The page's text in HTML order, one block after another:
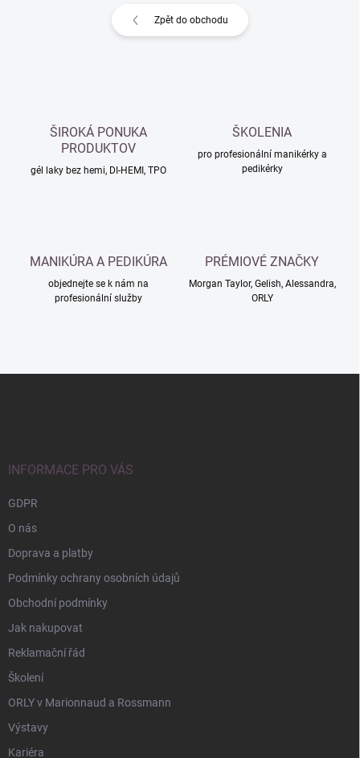
Zpět do obchodu
ŠIROKÁ PONUKA
PRODUKTOV
gél laky bez hemi, DI-HEMI, TPO
ŠKOLENIA
pro profesionální manikérky a
pedikérky
MANIKÚRA A PEDIKÚRA
objednejte se k nám na
profesionální služby
PRÉMIOVÉ ZNAČKY
Morgan Taylor, Gelish, Alessandra,
ORLY
INFORMACE PRO VÁS
GDPR
O nás
Doprava a platby
Podmínky ochrany osobních údajů
Obchodní podmínky
Jak nakupovat
Reklamační řád
Školení
ORLY v Marionnaud a Rossmann
Výstavy
Kariéra